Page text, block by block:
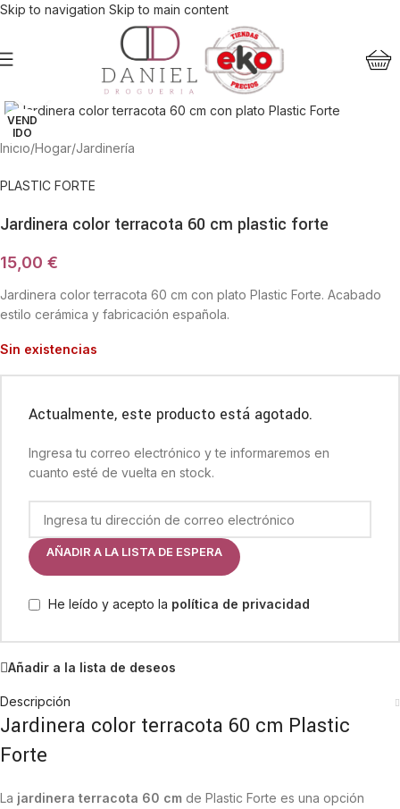
Skip to navigation Skip to main content
VEND
IDO
Haga Click para agrandar
Inicio/Hogar/Jardinería
PLASTIC FORTE
Jardinera color terracota 60 cm plastic forte
15,00 €
Jardinera color terracota 60 cm con plato Plastic Forte. Acabado
estilo cerámica y fabricación española.
Sin existencias
Actualmente, este producto está agotado.
Ingresa tu correo electrónico y te informaremos en
cuanto esté de vuelta en stock.
AÑADIR A LA LISTA DE ESPERA
He leído y acepto la política de privacidad
Añadir a la lista de deseos
Descripción
Jardinera color terracota 60 cm Plastic
Forte
La jardinera terracota 60 cm de Plastic Forte es una opción